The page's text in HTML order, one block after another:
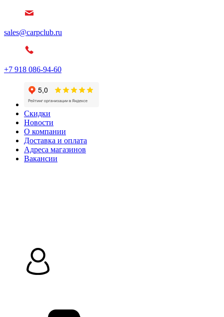
sales@carpclub.ru
+7 918 086-94-60
Скидки
Новости
О компании
Доставка и оплата
Адреса магазинов
Вакансии